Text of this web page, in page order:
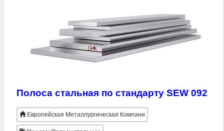
Полоса стальная по стандарту SEW 092
Европейская Металлургическая Компани